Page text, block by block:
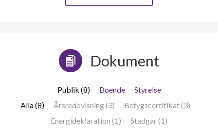
Dokument
Publik (8) Boende
Styrelse
Alla (8)
Årsredovisning (3)
Betygscertifikat (3)
Energideklaration (1)
Stadgar (1)